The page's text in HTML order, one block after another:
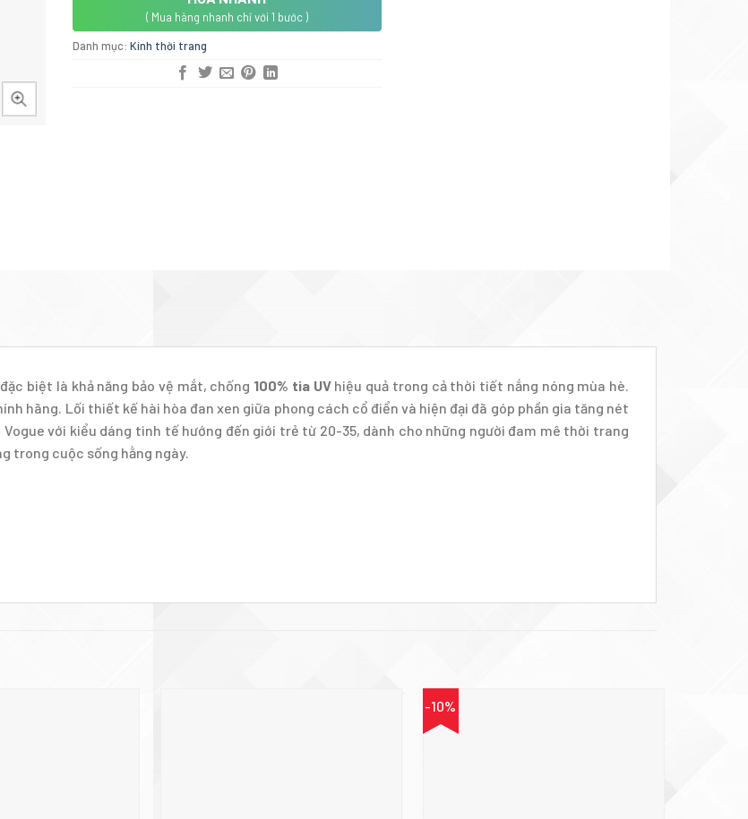
( Mua hàng nhanh chỉ với 1 bước )
Danh mục: Kính thời trang
biệt là khả năng bảo vệ mắt, chống 100% tia UVhiệu quả trong cả thời tiết nắng nóng mùa hè.
hãng. Lối thiết kế hài hòa đan xen giữa phong cách cổ điển và hiện đại đã góp phần gia tăng nét
với kiểu dáng tinh tế hướng đến giới trẻ từ 20-35, dành cho những người đam mê thời trang
trong cuộc sống hằng ngày.
-10%